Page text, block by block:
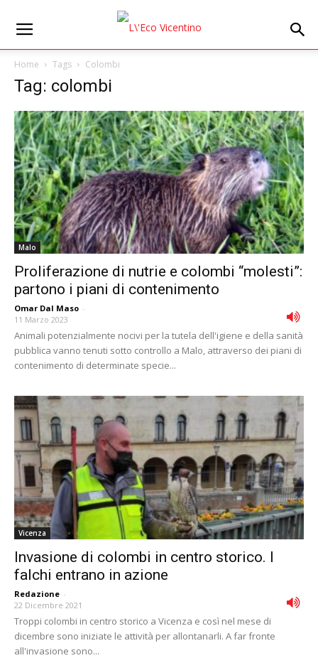
Home Tags Colombi
Tag: colombi
Malo
Proliferazione di nutrie e colombi “molesti”:
partono i piani di contenimento
Omar Dal Maso -
11 Marzo 2023
Animali potenzialmente nocivi per la tutela dell'igiene e della sanità
pubblica vanno tenuti sotto controllo a Malo, attraverso dei piani di
contenimento di determinate specie...
Vicenza
Invasione di colombi in centro storico. I
falchi entrano in azione
Redazione -
22 Dicembre 2021
Troppi colombi in centro storico a Vicenza e così nel mese di
dicembre sono iniziate le attività per allontanarli. A far fronte
all'invasione sono...